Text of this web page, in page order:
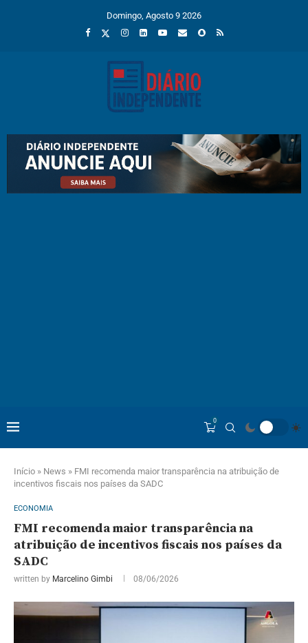
Domingo, Agosto 9 2026
0
Início » News » FMI recomenda maior transparência na atribuição de
incentivos fiscais nos países da SADC
ECONOMIA
FMI recomenda maior transparência na
atribuição de incentivos fiscais nos países da
SADC
written by Marcelino Gimbi 08/06/2026